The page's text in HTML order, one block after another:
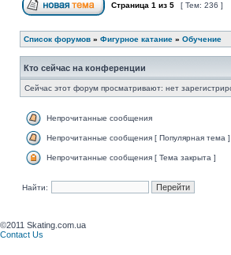
Страница 1 из 5 [ Тем: 236 ]
Список форумов » Фигурное катание » Обучение
Кто сейчас на конференции
Сейчас этот форум просматривают: нет
Непрочитанные сообщения
Непрочитанные сообщения [ Популярная тема ]
Непрочитанные сообщения [ Тема закрыта ]
Найти:
©2011 Skating.com.ua
Contact Us